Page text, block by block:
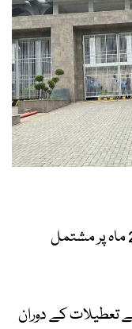
اسلام آباد ہائیکورٹ میں موسمِ گرما کی 2 ماہ پر مشتمل
تعطیلات کے دوران